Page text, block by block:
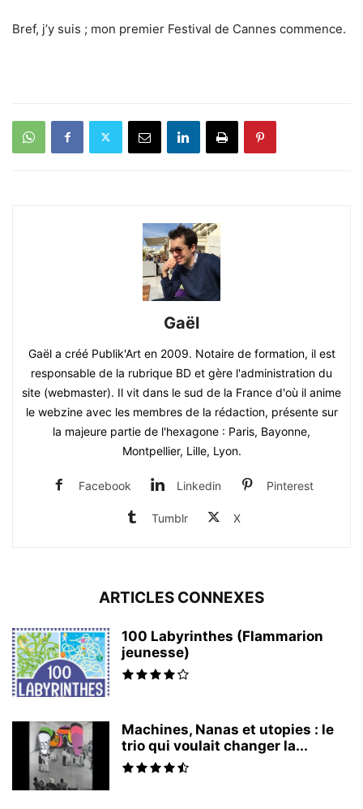
Bref, j’y suis ; mon premier Festival de Cannes commence.
Gaël
Gaël a créé Publik'Art en 2009. Notaire de formation, il est
responsable de la rubrique BD et gère l'administration du
site (webmaster). Il vit dans le sud de la France d'où il anime
le webzine avec les membres de la rédaction, présente sur
la majeure partie de l'hexagone : Paris, Bayonne,
Montpellier, Lille, Lyon.
Facebook Linkedin Pinterest
Tumblr X
ARTICLES CONNEXES
100 Labyrinthes (Flammarion
jeunesse)
Machines, Nanas et utopies : le
trio qui voulait changer la...